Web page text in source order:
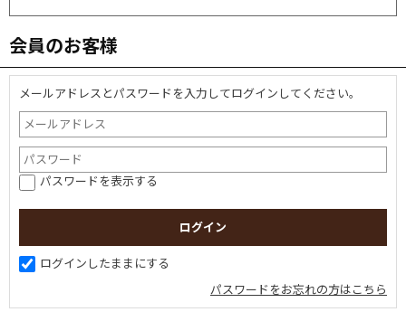
会員のお客様
メールアドレスとパスワードを入力してログインしてください。
パスワードを表示する
ログインしたままにする
パスワードをお忘れの方はこちら